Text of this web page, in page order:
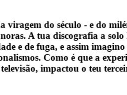
viragem do século - e do
A tua discografia a
e de fuga, e assim
Como é que a
televisão, impactou o teu